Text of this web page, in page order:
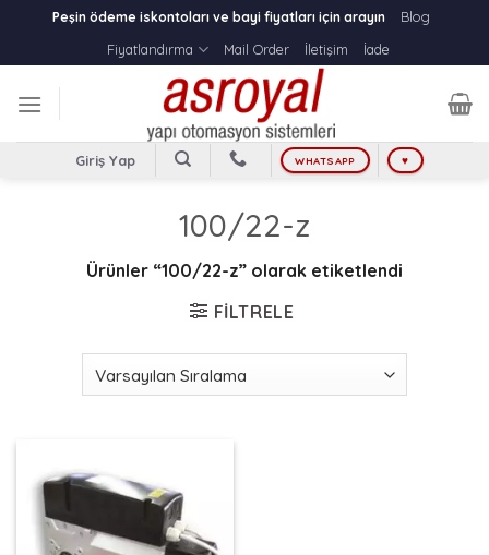
content
Peşin ödeme iskontoları ve bayi fiyatları için arayın
Blog
Fiyatlandırma
Mail Order İletişim İade
Giriş Yap WHATSAPP ♥
100/22-z
Ürünler “100/22-z” olarak etiketlendi
FILTRELE